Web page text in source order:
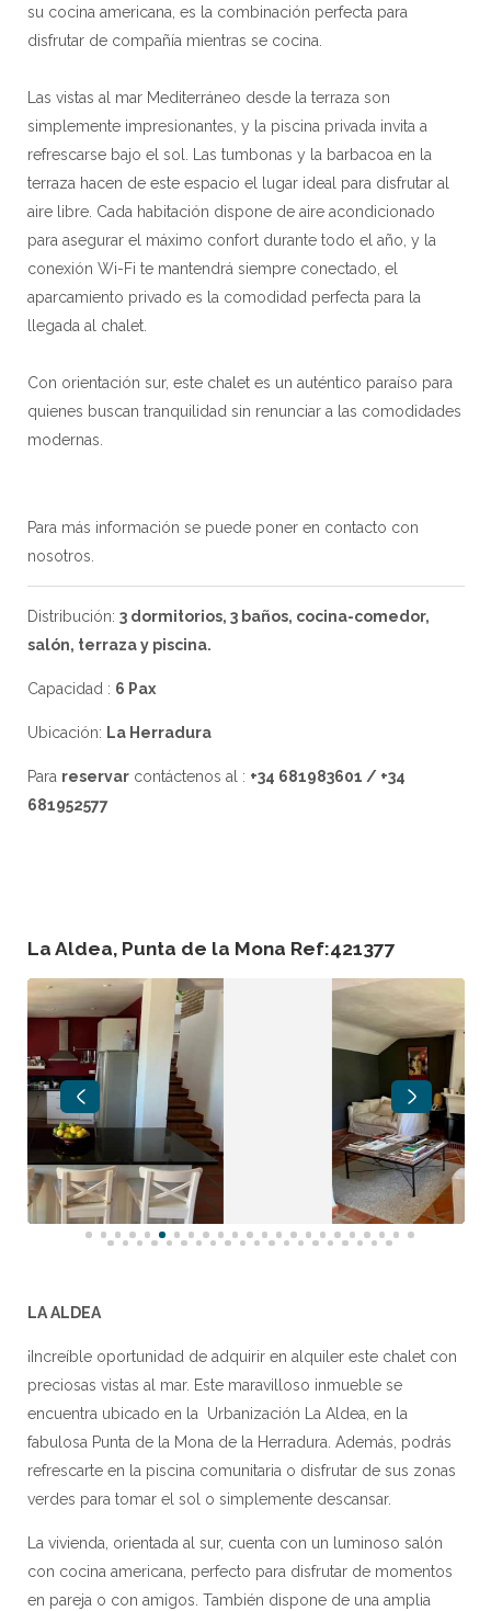
su cocina americana, es la combinación perfecta para
disfrutar de compañía mientras se cocina.
Las vistas al mar Mediterráneo desde la terraza son
simplemente impresionantes, y la piscina privada invita a
refrescarse bajo el sol. Las tumbonas y la barbacoa en la
terraza hacen de este espacio el lugar ideal para disfrutar al
aire libre. Cada habitación dispone de aire acondicionado
para asegurar el máximo confort durante todo el año, y la
conexión Wi-Fi te mantendrá siempre conectado, el
aparcamiento privado es la comodidad perfecta para la
llegada al chalet.
Con orientación sur, este chalet es un auténtico paraíso para
quienes buscan tranquilidad sin renunciar a las comodidades
modernas.
Para más información se puede poner en contacto con
nosotros.
Distribución: 3 dormitorios, 3 baños, cocina-comedor,
salón, terraza y piscina.
Capacidad : 6 Pax
Ubicación: La Herradura
Para reservarcontáctenos al : +34 681983601 / +34
681952577
La Aldea, Punta de la Mona Ref:421377
LA ALDEA
¡Increíble oportunidad de adquirir en alquiler este chalet con
preciosas vistas al mar. Este maravilloso inmueble se
encuentra ubicado en la Urbanización La Aldea, en la
fabulosa Punta de la Mona de la Herradura. Además, podrás
refrescarte en la piscina comunitaria o disfrutar de sus zonas
verdes para tomar el sol o simplemente descansar.
La vivienda, orientada al sur, cuenta con un luminoso salón
con cocina americana, perfecto para disfrutar de momentos
en pareja o con amigos. También dispone de una amplia